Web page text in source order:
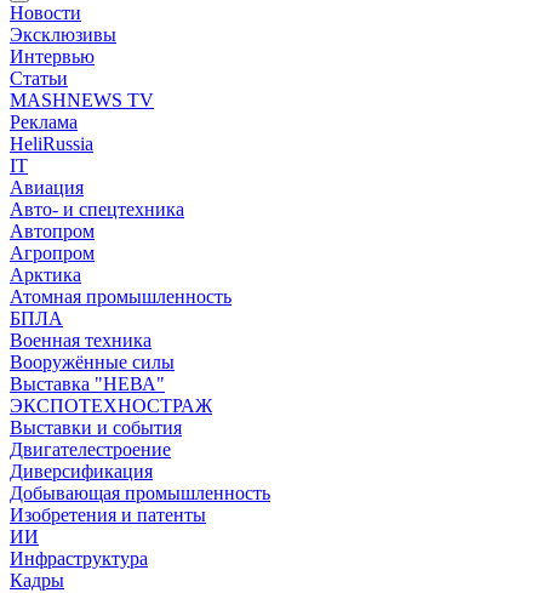
Новости
Эксклюзивы
Интервью
Статьи
MASHNEWS TV
Реклама
HeliRussia
IT
Авиация
Авто- и спецтехника
Автопром
Агропром
Арктика
Атомная промышленность
БПЛА
Военная техника
Вооружённые силы
Выставка "НЕВА"
ЭКСПОТЕХНОСТРАЖ
Выставки и события
Двигателестроение
Диверсификация
Добывающая промышленность
Изобретения и патенты
ИИ
Инфраструктура
Кадры